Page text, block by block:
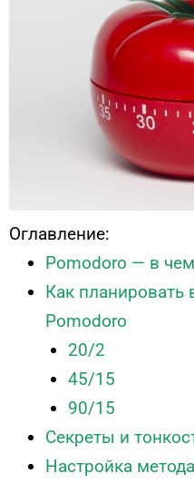
Оглавление:
Pomodoro — в чем
Как планировать
Pomodoro
20/2
45/15
90/15
Секреты и
Настройка